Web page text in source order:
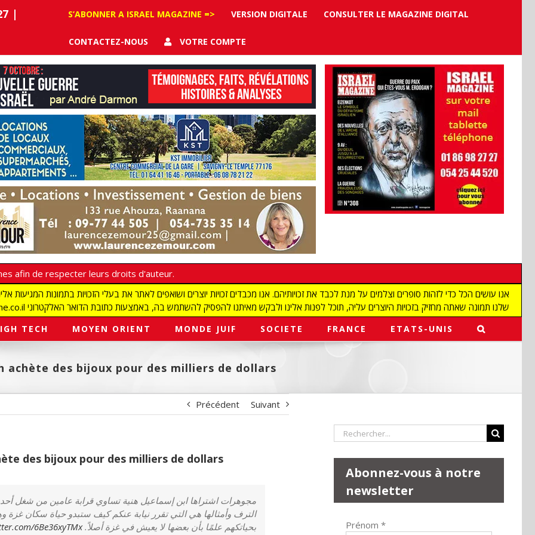
|
S’ABONNER A ISRAEL MAGAZINE => VERSION DIGITALE CONSULTER LE MAGAZINE DIGITAL
CONTACTEZ-NOUS VOTRE COMPTE
afin de respecter leurs droits d'auteur.
redaction@israelmagazine.co.il שלנו תמונה שאתה מחזיק בזכויות היוצרים עליה, תוכל לפנות אלינו ולבקש מאיתנו להפסיק להשתמש בה, באמצעות כתובת הדואר האלקטרוני
TECH MOYEN ORIENT MONDE JUIF SOCIETE FRANCE ETATS-UNIS
achète des bijoux pour des milliers de dollars
Précédent Suivant
des bijoux pour des milliers de dollars
مجوهرات اشتراها ابن إسماعيل هنية تساوي قرابة عامين من شغل
الترف وأمثالها هي التي تقرر نيابة عنكم كيف ستبدو حياة سكان
بحياتكهم علمًا بأن بعضها لا يعيش في غزة أصلاً.6Be36xyTMx
Rechercher:
Abonnez-vous à notre
newsletter
Prénom *